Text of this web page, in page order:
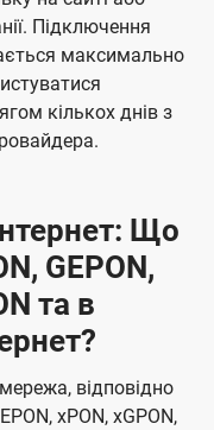
Підключення
максимально
кількох днів з
Що
GEPON,
та в
відповідно
xPON, xGPON,